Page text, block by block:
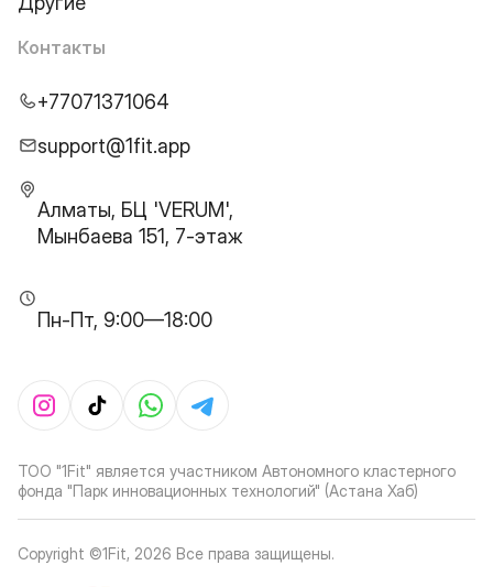
Контакты
+77071371064
support@1fit.app
Алматы, БЦ 'VERUM',
Мынбаева 151, 7-этаж
Пн-Пт, 9:00—18:00
ТОО "1Fit" является участником Автономного кластерного
фонда "Парк инновационных технологий" (Астана Хаб)
Copyright ©1Fit, 2026 Все права защищены.